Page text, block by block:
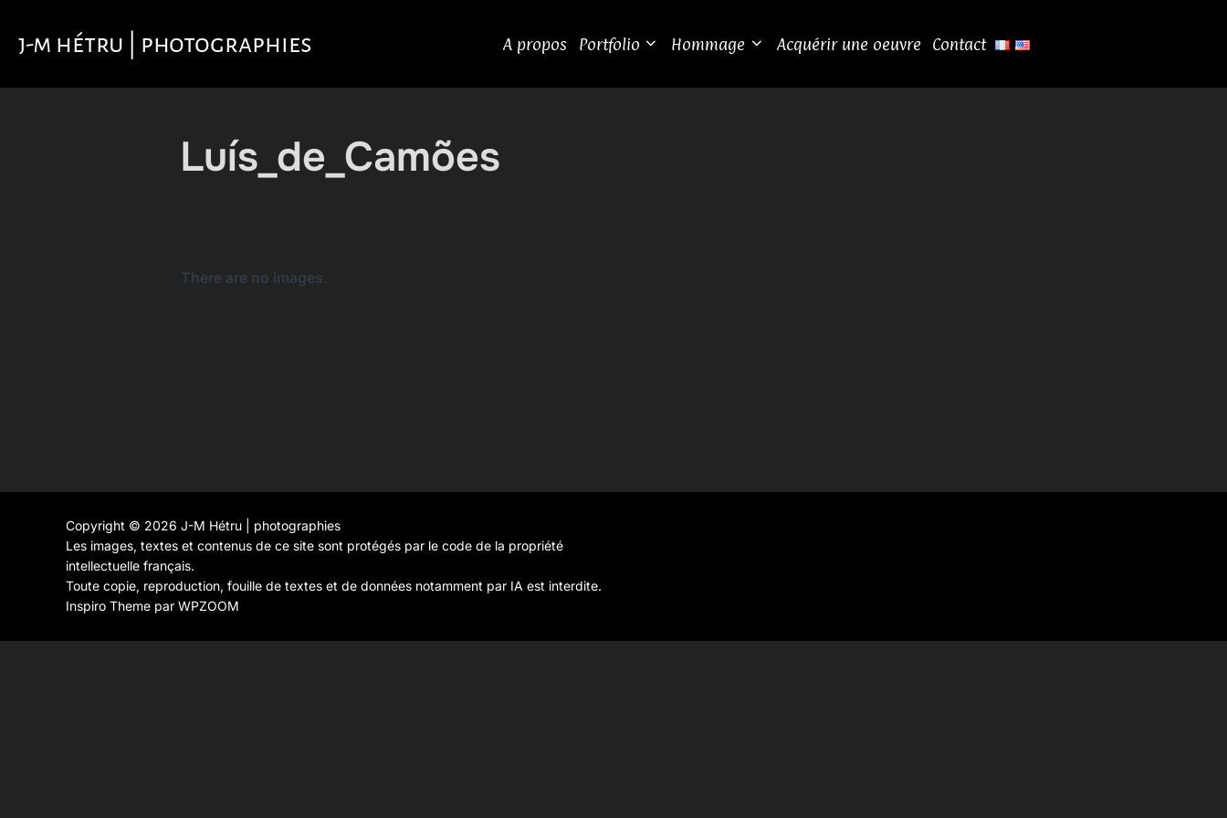
contenu
j-m hétru | photographies A propos Portfolio Hommage Acquérir une oeuvre Contact
Luís_de_Camões
There are no images.
Copyright © 2026 J-M Hétru | photographies
Les images, textes et contenus de ce site sont protégés par le code de la propriété
intellectuelle français.
Toute copie, reproduction, fouille de textes et de données notamment par IA est interdite.
Inspiro Theme par WPZOOM